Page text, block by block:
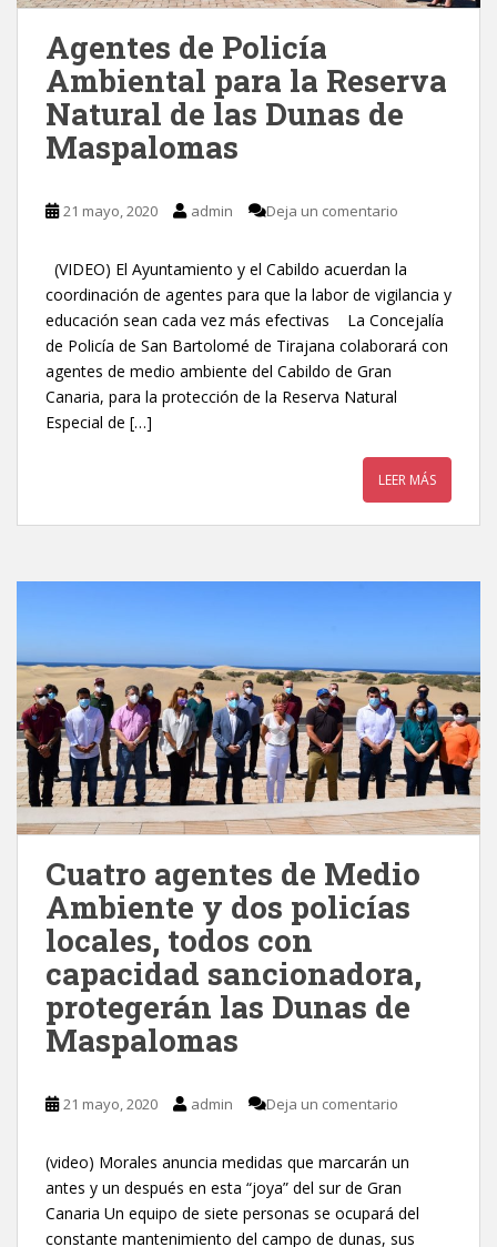
Agentes de Policía
Ambiental para la Reserva
Natural de las Dunas de
Maspalomas
21 mayo, 2020 admin Deja un comentario
(VIDEO) El Ayuntamiento y el Cabildo acuerdan la
coordinación de agentes para que la labor de vigilancia y
educación sean cada vez más efectivas La Concejalía
de Policía de San Bartolomé de Tirajana colaborará con
agentes de medio ambiente del Cabildo de Gran
Canaria, para la protección de la Reserva Natural
Especial de […]
LEER MÁS
Cuatro agentes de Medio
Ambiente y dos policías
locales, todos con
capacidad sancionadora,
protegerán las Dunas de
Maspalomas
21 mayo, 2020 admin Deja un comentario
(video) Morales anuncia medidas que marcarán un
antes y un después en esta “joya” del sur de Gran
Canaria Un equipo de siete personas se ocupará del
constante mantenimiento del campo de dunas, sus